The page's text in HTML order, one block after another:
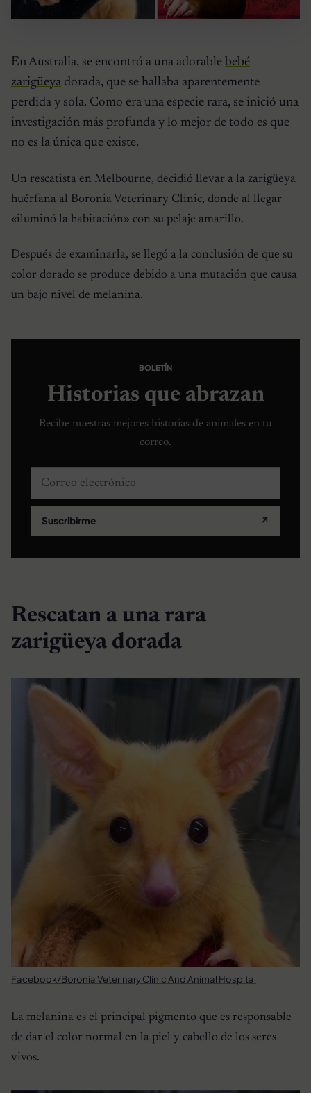
En Australia, se encontró a una adorable bebé
zarigüeya dorada, que se hallaba aparentemente
perdida y sola. Como era una especie rara, se inició una
investigación más profunda y lo mejor de todo es que
no es la única que existe.
Un rescatista en Melbourne, decidió llevar a la zarigüeya
huérfana al Boronia Veterinary Clinic, donde al llegar
«iluminó la habitación» con su pelaje amarillo.
Después de examinarla, se llegó a la conclusión de que su
color dorado se produce debido a una mutación que causa
un bajo nivel de melanina.
BOLETÍN
Historias que abrazan
Recibe nuestras mejores historias de animales en tu
correo.
Correo electrónico
Suscribirme ↗
Rescatan a una rara
zarigüeya dorada
Facebook/Boronia Veterinary Clinic And Animal Hospital
La melanina es el principal pigmento que es responsable
de dar el color normal en la piel y cabello de los seres
vivos.